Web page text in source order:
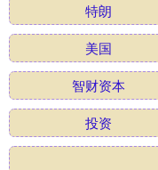
特朗
美国
智财资本
投资